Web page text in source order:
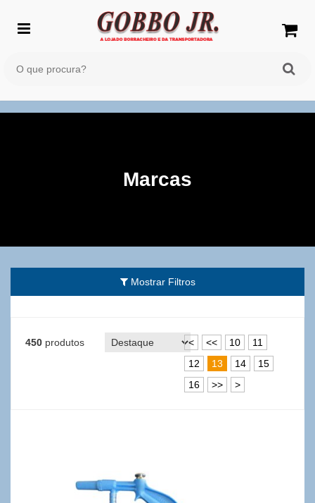
Marcas
Mostrar Filtros
450 produtos < << 10
11
12
13 14
15
16
>> >